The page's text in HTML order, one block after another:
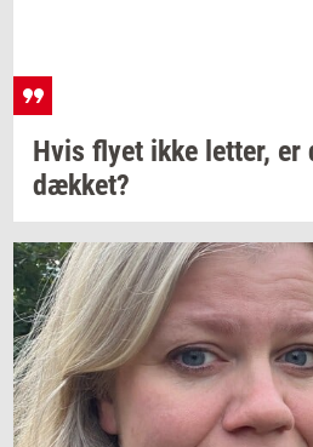
Hvis flyet ikke let­ter, er
dæk­ket?